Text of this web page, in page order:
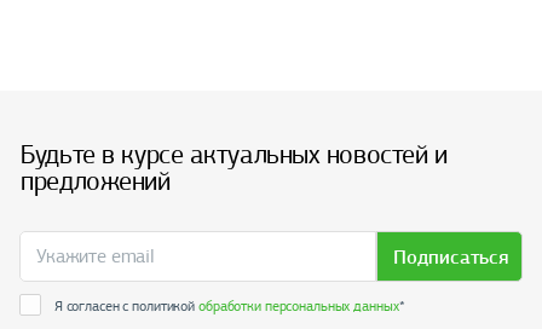
Будьте в курсе актуальных новостей и
предложений
Подписаться
Я согласен с политикойобработки персональных данных*